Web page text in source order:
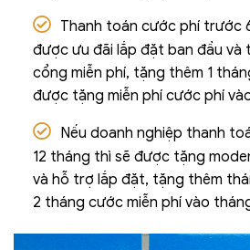
Thanh toán cước phí trước
được ưu đãi lắp đặt ban đầu và
cổng miễn phí, tặng thêm 1
được tặng miễn phí cước phí
Nếu doanh nghiệp thanh
12 tháng thì sẽ được tặng
và hỗ trợ lắp đặt, tặng thêm
2 tháng cước miễn phí vào